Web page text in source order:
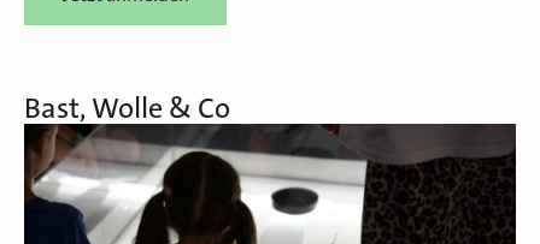
Bast, Wolle & Co